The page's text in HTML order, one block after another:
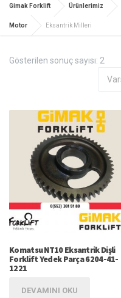
Gimak Forklift Ürünlerimiz
Motor Eksantrik Milleri
Gösterilen sonuç sayısı: 2
Komatsu NT10 Eksantrik Dişli
Forklift Yedek Parça 6204-41-
1221
DEVAMINI OKU